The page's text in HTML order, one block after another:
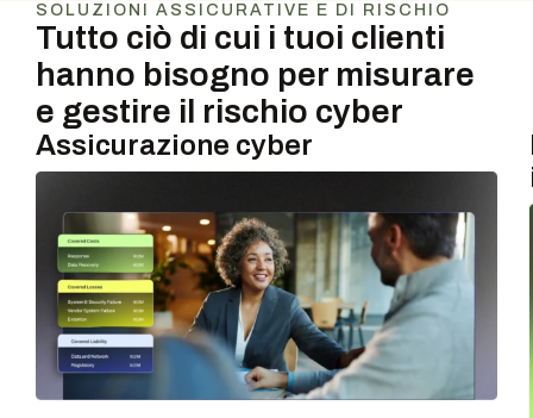
SOLUZIONI ASSICURATIVE E DI RISCHIO
Tutto ciò di cui i tuoi clienti
hanno bisogno per misurare
e gestire il rischio cyber
Assicurazione cyber